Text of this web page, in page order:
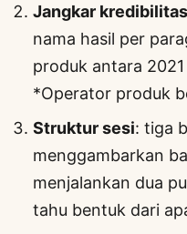
Jangkar kredibilitas
nama hasil per
produk antara
*Operator produk
Struktur sesi: tiga
menggambarkan
menjalankan dua
tahu bentuk dari